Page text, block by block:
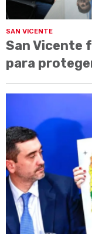
SAN VICENTE
San Vicente
para